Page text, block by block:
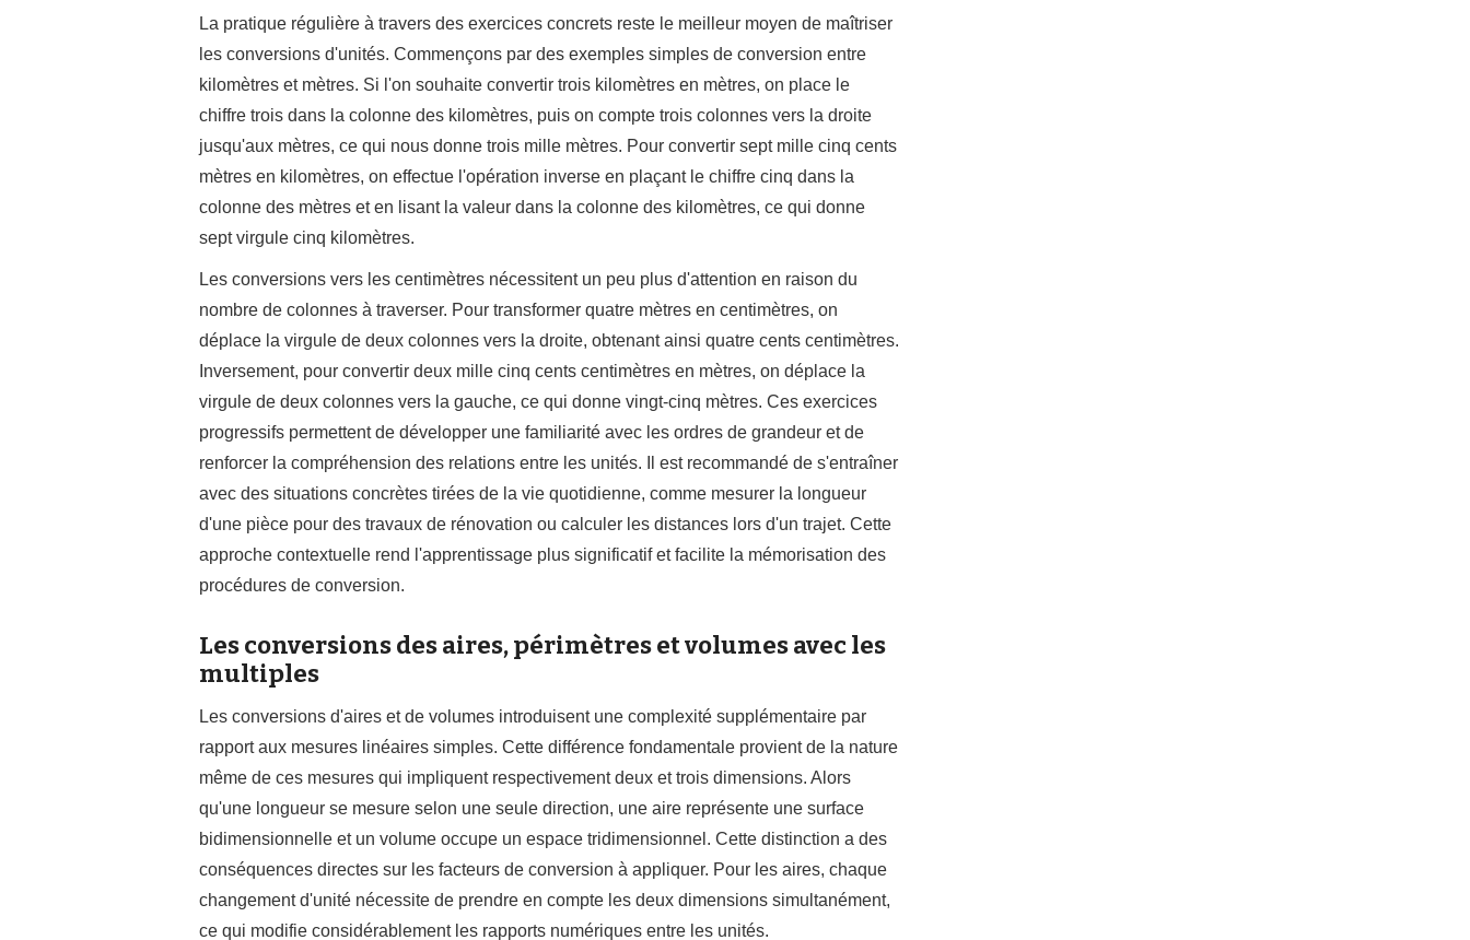
La pratique régulière à travers des exercices concrets reste le meilleur moyen de maîtriser
les conversions d'unités. Commençons par des exemples simples de conversion entre
kilomètres et mètres. Si l'on souhaite convertir trois kilomètres en mètres, on place le
chiffre trois dans la colonne des kilomètres, puis on compte trois colonnes vers la droite
jusqu'aux mètres, ce qui nous donne trois mille mètres. Pour convertir sept mille cinq cents
mètres en kilomètres, on effectue l'opération inverse en plaçant le chiffre cinq dans la
colonne des mètres et en lisant la valeur dans la colonne des kilomètres, ce qui donne
sept virgule cinq kilomètres.
Les conversions vers les centimètres nécessitent un peu plus d'attention en raison du
nombre de colonnes à traverser. Pour transformer quatre mètres en centimètres, on
déplace la virgule de deux colonnes vers la droite, obtenant ainsi quatre cents centimètres.
Inversement, pour convertir deux mille cinq cents centimètres en mètres, on déplace la
virgule de deux colonnes vers la gauche, ce qui donne vingt-cinq mètres. Ces exercices
progressifs permettent de développer une familiarité avec les ordres de grandeur et de
renforcer la compréhension des relations entre les unités. Il est recommandé de s'entraîner
avec des situations concrètes tirées de la vie quotidienne, comme mesurer la longueur
d'une pièce pour des travaux de rénovation ou calculer les distances lors d'un trajet. Cette
approche contextuelle rend l'apprentissage plus significatif et facilite la mémorisation des
procédures de conversion.
Les conversions des aires, périmètres et volumes avec les
multiples
Les conversions d'aires et de volumes introduisent une complexité supplémentaire par
rapport aux mesures linéaires simples. Cette différence fondamentale provient de la nature
même de ces mesures qui impliquent respectivement deux et trois dimensions. Alors
qu'une longueur se mesure selon une seule direction, une aire représente une surface
bidimensionnelle et un volume occupe un espace tridimensionnel. Cette distinction a des
conséquences directes sur les facteurs de conversion à appliquer. Pour les aires, chaque
changement d'unité nécessite de prendre en compte les deux dimensions simultanément,
ce qui modifie considérablement les rapports numériques entre les unités.